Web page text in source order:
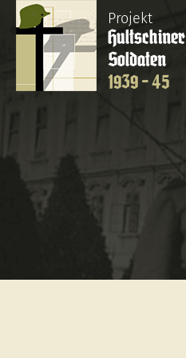
Projekt
Hultschiner
Soldaten
1939 - 45